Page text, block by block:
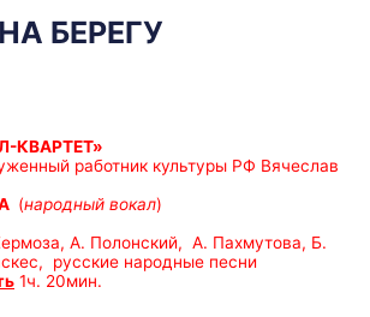
БЕРЕГУ
КВАРТЕТ»
работник культуры РФ Вячеслав
(народный вокал)
А. Полонский, А. Пахмутова, Б.
русские народные песни
1ч. 20мин.